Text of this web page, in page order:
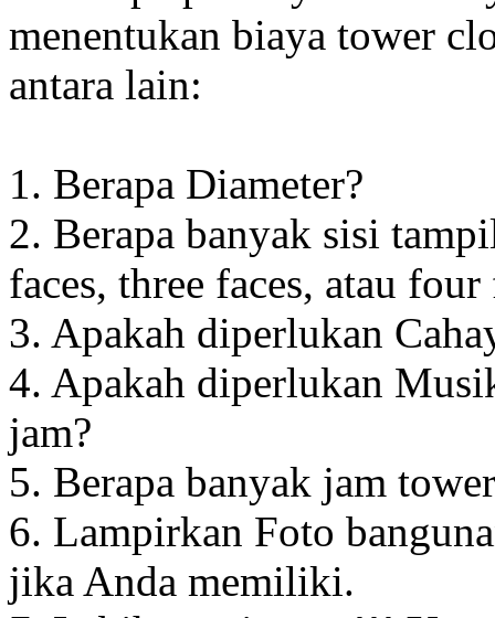
menentukan biaya tower
antara lain:
1. Berapa Diameter?
2. Berapa banyak sisi
faces, three faces, atau four
3. Apakah diperlukan
4. Apakah diperlukan
jam?
5. Berapa banyak jam
6. Lampirkan Foto
jika Anda memiliki.